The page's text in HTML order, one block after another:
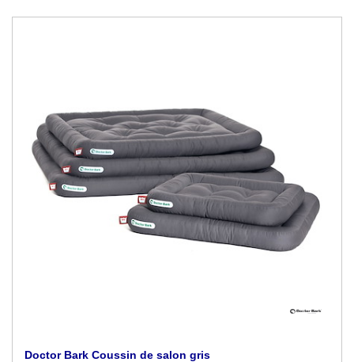
Doctor Bark Coussin de salon gris